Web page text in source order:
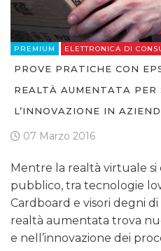
PREMIUM ELETTRONICA DI
PROVE PRATICHE CON
REALTÀ AUMENTATA PER
L’INNOVAZIONE IN
07 Marzo 2016
Mentre la realtà virtuale
pubblico, tra tecnologie
Cardboard e visori degni
realtà aumentata trova
e nell’innovazione dei